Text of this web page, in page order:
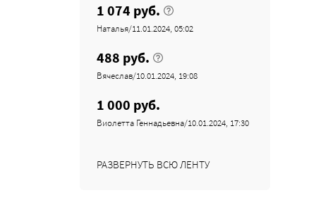
1 074 руб.
Наталья/11.01.2024, 05:02
488 руб.
Вячеслав/10.01.2024, 19:08
1 000 руб.
Виолетта Геннадьевна/10.01.2024, 17:30
РАЗВЕРНУТЬ ВСЮ ЛЕНТУ